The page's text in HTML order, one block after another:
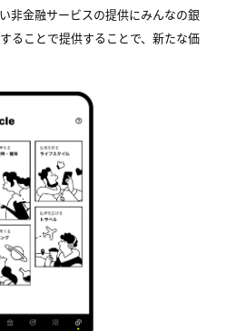
非金融サービスの提供にみんなの銀
ることで提供することで、新たな価